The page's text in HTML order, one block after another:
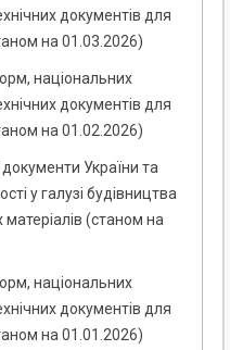
документів для
на 01.03.2026)
національних
документів для
на 01.02.2026)
України та
у галузі будівництва
(станом на
національних
документів для
на 01.01.2026)